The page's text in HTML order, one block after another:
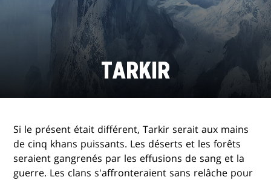
TARKIR
Si le présent était différent, Tarkir serait aux mains
de cinq khans puissants. Les déserts et les forêts
seraient gangrenés par les effusions de sang et la
guerre. Les clans s'affronteraient sans relâche pour